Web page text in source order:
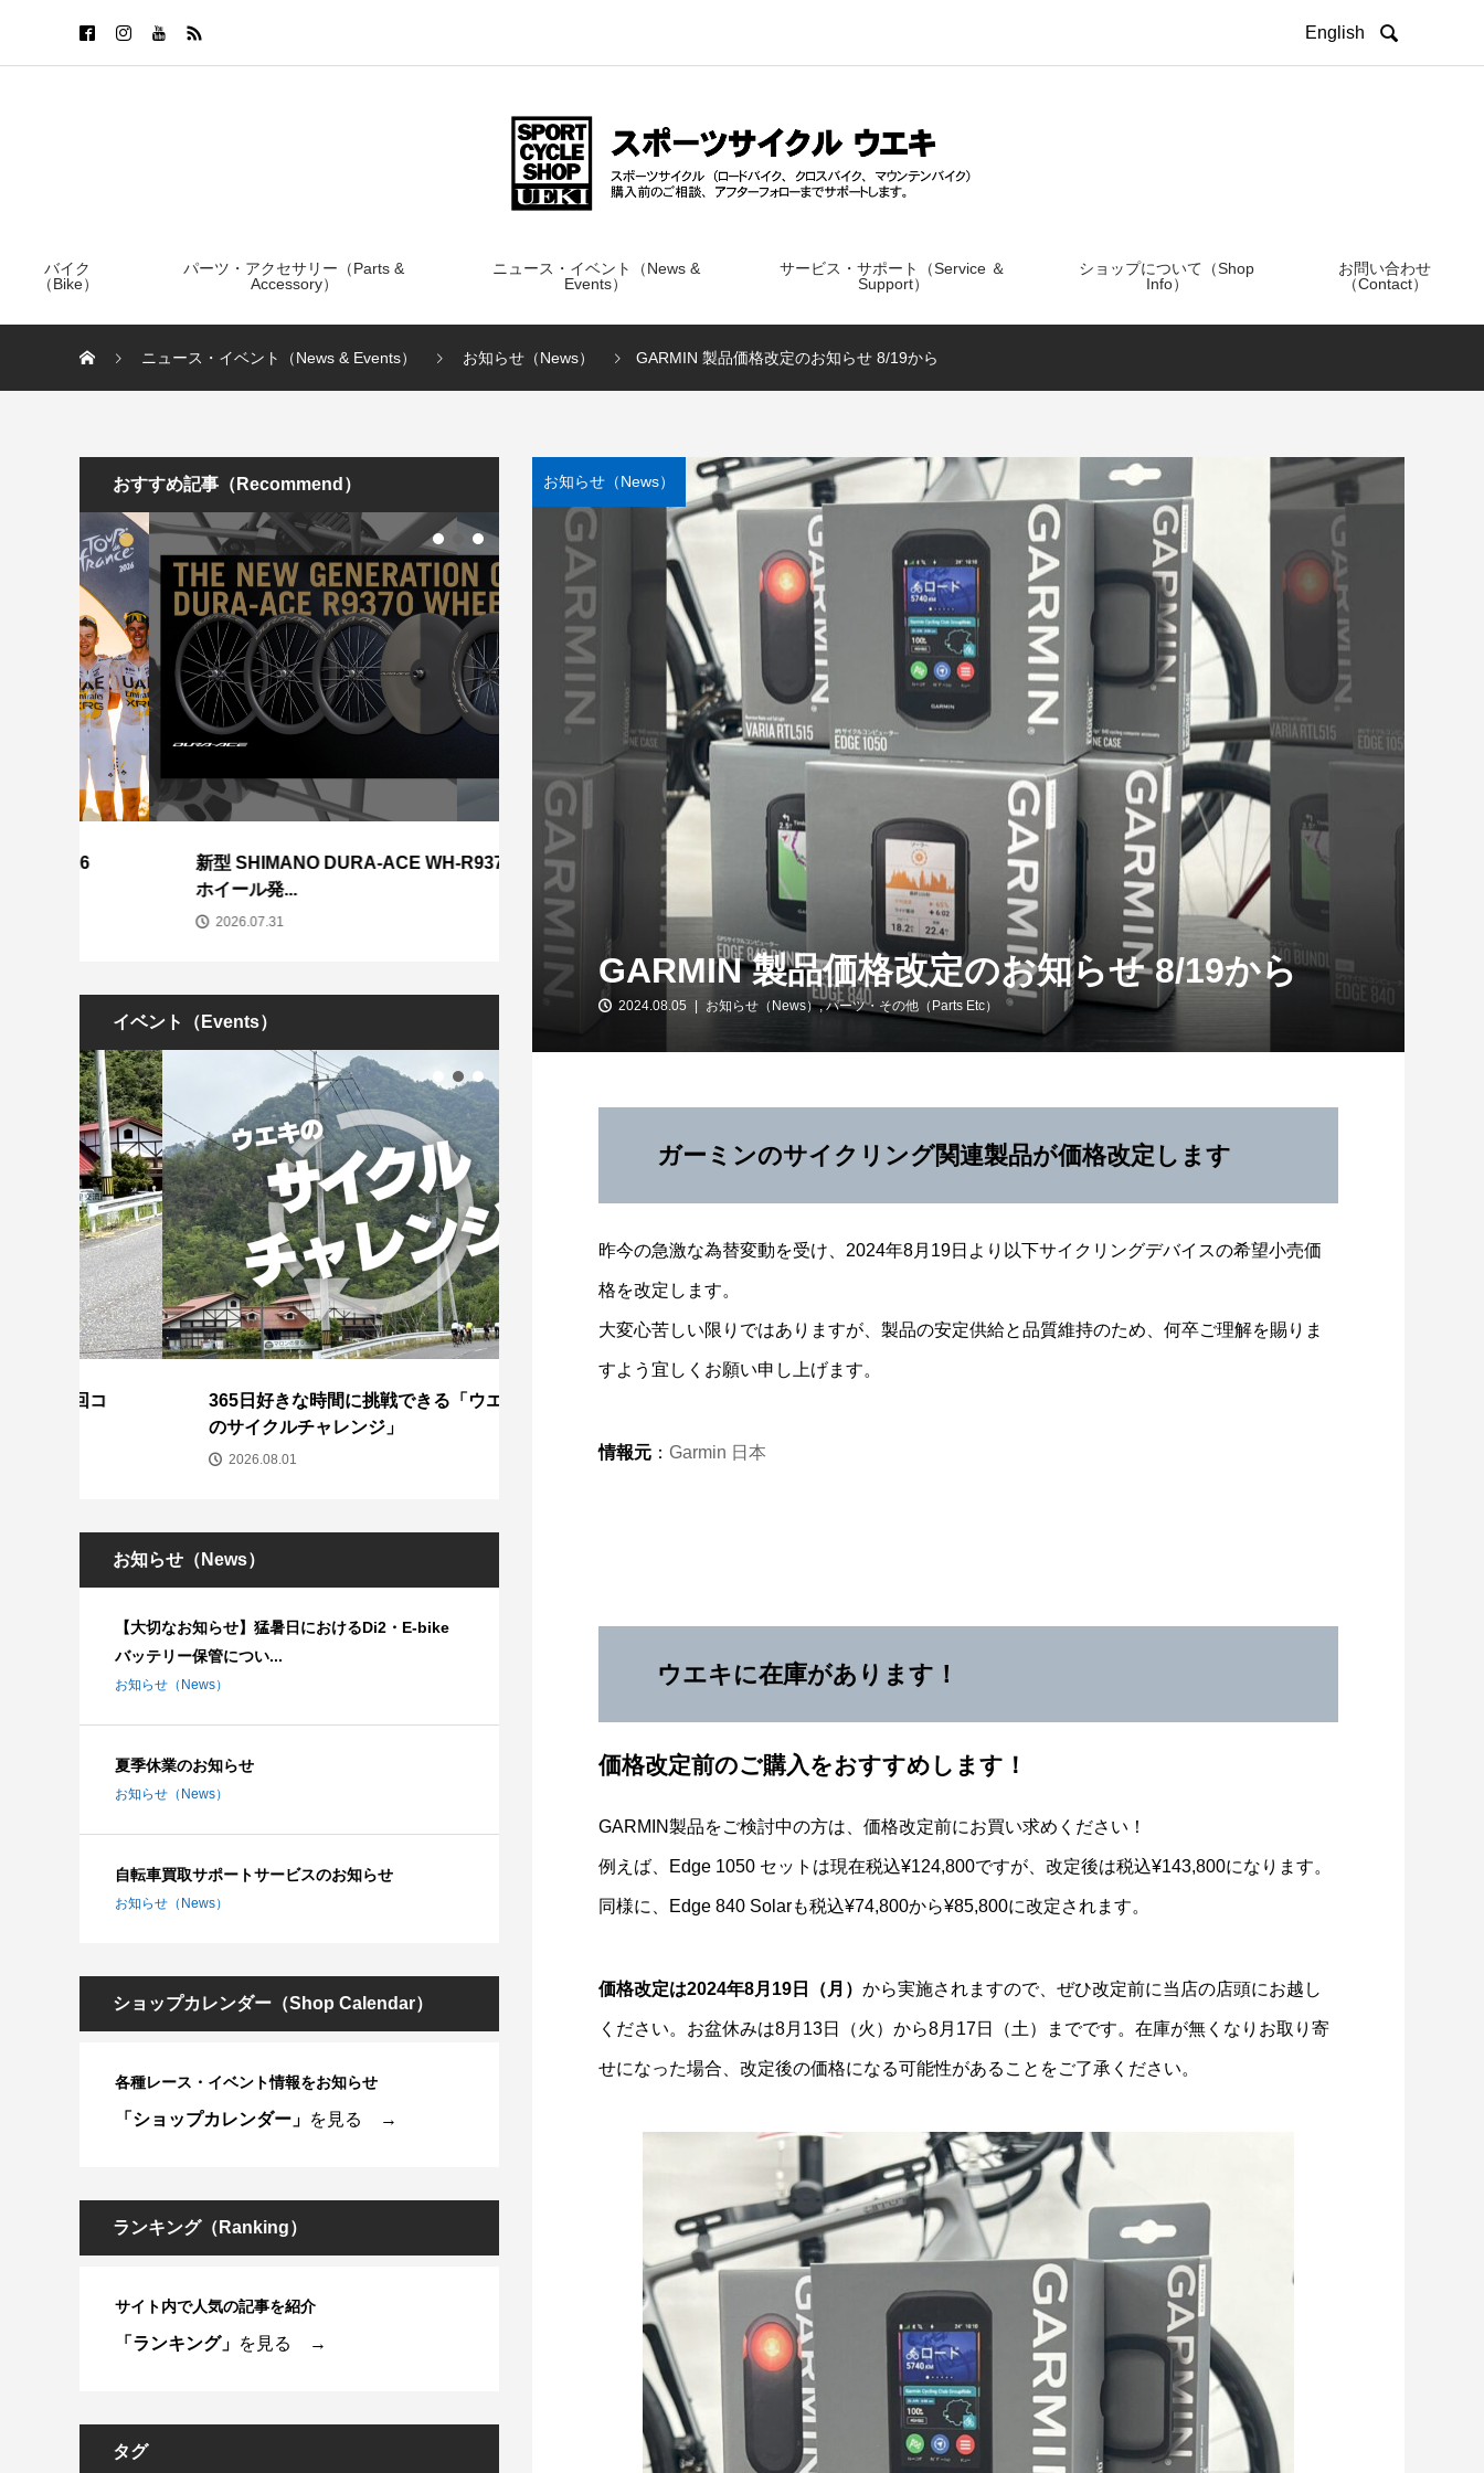
English 
バイク
（Bike）
パーツ・アクセサリー（Parts &
Accessory）
ニュース・イベント（News &
Events）
サービス・サポート（Service ＆
Support）
ショップについて（Shop
Info）
お問い合わせ
（Contact）
【新製品】GIANT「TCR
SLR」｜TCRのDN...
PINARELLO DOGMA F DISK
を D...
PINARELLO DOGMA F｜
INEOS GR...
TREK FX Sport 4 2020年モデ
ル
ANCHOR RL6W SPORT 女性
GUSTO 2023年ニューモデル発
表！
CORRATEC 2024モデル発表！
ご予約受付中！
RIDLEY FENIX SL DISC 2019
年...
フィジーク シューズ TEMPO
R5 OVERCU...
フィジーク シューズ TEMPO
R5 OVERCU...
fizik フィジーク シューズ X4
TERRA ...
SHIMANO MTBシューズ SH-
XC300 2...
Di2仕様のシマノ105 R7100シ
リーズが発売！
ANCHOR 「RP9」と「RL8D」
の限定パールカ...
CEEPO 最新商品情報！
トレック今年最大のセール
TREK FEST 開催！...
ニュース・イベント（News & Events） お知らせ（News） GARMIN 製品価格改定のお知らせ 8/19から
お知らせ（News）
GARMIN 製品価格改定のお知らせ 8/19から
2024.08.05 お知らせ（News）,パーツ・その他（Parts Etc）
ガーミンのサイクリング関連製品が価格改定します
昨今の急激な為替変動を受け、2024年8月19日より以下サイクリングデバイスの希望小売価
格を改定します。
大変心苦しい限りではありますが、製品の安定供給と品質維持のため、何卒ご理解を賜りま
すよう宜しくお願い申し上げます。
情報元 ：Garmin 日本
ウエキに在庫があります！
価格改定前のご購入をおすすめします！
GARMIN製品をご検討中の方は、価格改定前にお買い求めください！
例えば、Edge 1050 セットは現在税込¥124,800ですが、改定後は税込¥143,800になります。
同様に、Edge 840 Solarも税込¥74,800から¥85,800に改定されます。
価格改定は2024年8月19日（月）から実施されますので、ぜひ改定前に当店の店頭にお越し
ください。お盆休みは8月13日（火）から8月17日（土）までです。在庫が無くなりお取り寄
せになった場合、改定後の価格になる可能性があることをご了承ください。
おすすめ記事（Recommend）
新型 SHIMANO DURA-ACE WH-R9370
ホイール発...
2026.07.31
Bianchi 新型 SPECIALISSIMA 発表｜軽
量×エアロ...
2026.07.20
COLNAGO「TOUR DE FRANCE 2026
CHAMPI...
2026.08.07
イベント（Events）
365日好きな時間に挑戦できる「ウエキ
のサイクルチャレンジ」
2026.08.01 2026.07.30
お知らせ（News）
【大切なお知らせ】猛暑日におけるDi2・E-bike
バッテリー保管につい...
お知らせ（News）
夏季休業のお知らせ
お知らせ（News）
自転車買取サポートサービスのお知らせ
お知らせ（News）
ショップカレンダー（Shop Calendar）
各種レース・イベント情報をお知らせ
「ショップカレンダー」 を見る →
ランキング（Ranking）
サイト内で人気の記事を紹介
「ランキング」 を見る →
タグ